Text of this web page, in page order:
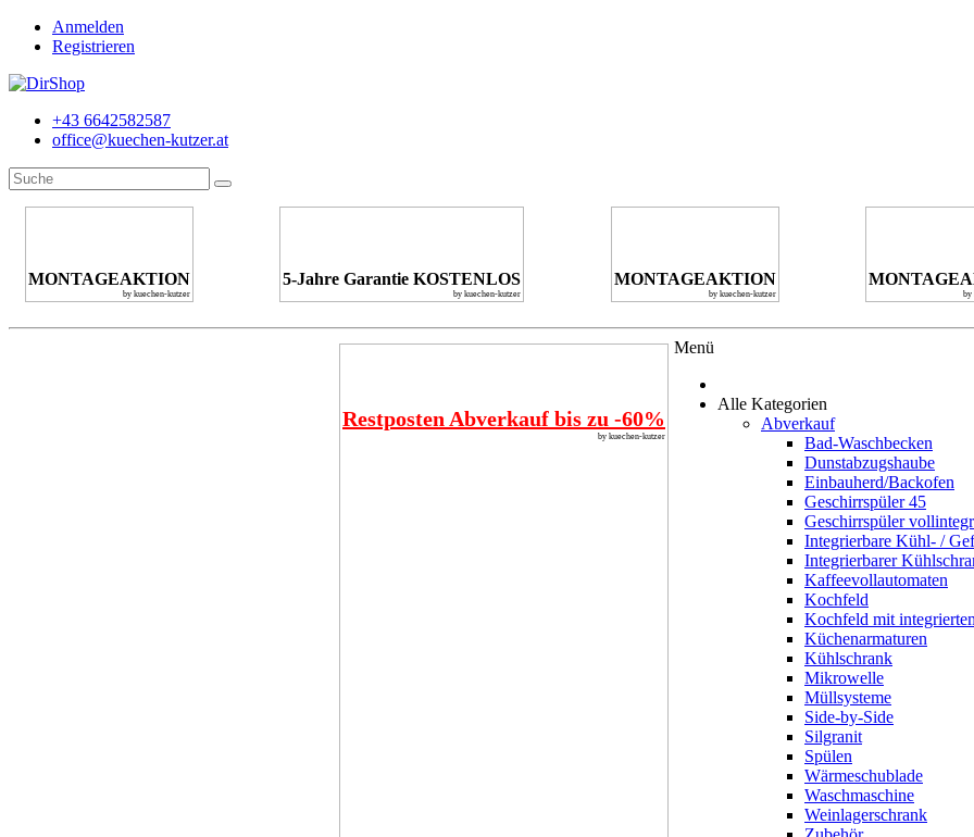
Anmelden
Registrieren
+43 6642582587
office@kuechen-kutzer.at
MONTAGEAKTION
by kuechen-kutzer
5-Jahre Garantie KOSTENLOS
by kuechen-kutzer
MONTAGEAKTION
by kuechen-kutzer by
Restposten Abverkauf bis zu -60%
by kuechen-kutzer
Menü
Alle Kategorien
Abverkauf
Bad-Waschbecken
Dunstabzugshaube
Einbauherd/Backofen
Geschirrspüler 45
Geschirrspüler
Integrierbare Kühl- /
Integrierbarer
Kaffeevollautomaten
Kochfeld
Kochfeld mit
Küchenarmaturen
Kühlschrank
Mikrowelle
Müllsysteme
Side-by-Side
Silgranit
Spülen
Wärmeschublade
Waschmaschine
Weinlagerschrank